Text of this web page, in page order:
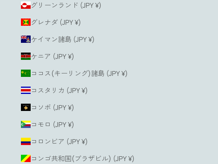
グリーンランド (JPY ¥)
グレナダ (JPY ¥)
ケイマン諸島 (JPY ¥)
ケニア (JPY ¥)
ココス(キーリング)諸島 (JPY ¥)
コスタリカ (JPY ¥)
コソボ (JPY ¥)
コモロ (JPY ¥)
コロンビア (JPY ¥)
コンゴ共和国(ブラザビル) (JPY ¥)